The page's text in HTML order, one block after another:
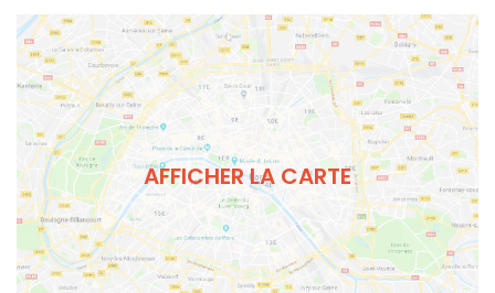
AFFICHER LA CARTE